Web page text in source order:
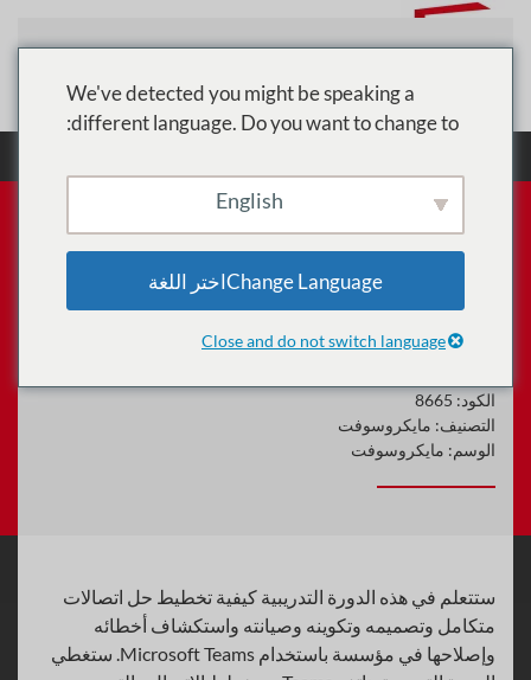
تدريب مهندس صوت Microsoft
Teams (MS-720)
الكود: 8665
التصنيف: مايكروسوفت
الوسم: مايكروسوفت
ستتعلم في هذه الدورة التدريبية كيفية تخطيط حل اتصالات
متكامل وتصميمه وتكوينه وصيانته واستكشاف أخطائه
وإصلاحها في مؤسسة باستخدام Microsoft Teams. ستغطي
We've detected you might be speaking a
different language. Do you want to change to:
English
Change Languageاختر اللغة
Close and do not switch language